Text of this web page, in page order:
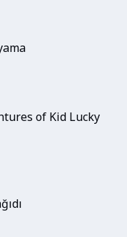
of Kid Lucky